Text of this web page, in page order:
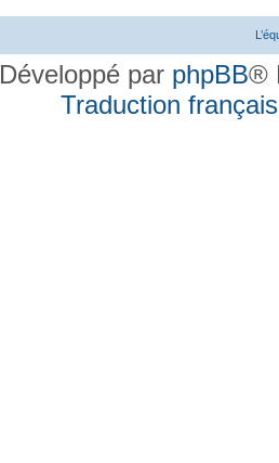
Développé par phpBB®
Traduction